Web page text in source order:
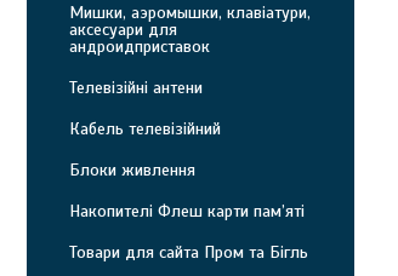
Мишки, аэромышки, клавіатури,
аксесуари для
андроидприставок
Телевізійні антени
Кабель телевізійний
Блоки живлення
Накопителі Флеш карти пам’яті
Товари для сайта Пром та Бігль